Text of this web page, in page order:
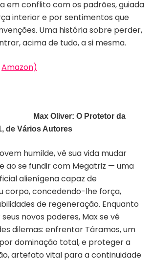
em conflito com os padrões, guiada
interior e por sentimentos que
Uma história sobre perder,
acima de tudo, a si mesma.
Amazon)
Max Oliver: O Protetor da
de Vários Autores
humilde, vê sua vida mudar
ao se fundir com Megatriz — uma
alienígena capaz de
corpo, concedendo-lhe força,
de regeneração. Enquanto
novos poderes, Max se vê
dilemas: enfrentar Táramos, um
dominação total, e proteger a
artefato vital para a continuidade